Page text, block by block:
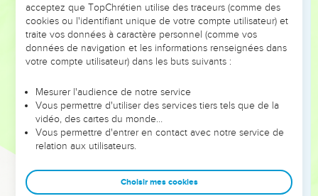
וַיִּקְרָ֥א יוֹסֵ֛ף אֶת־שֵׁ֥ם הַבְּכ֖וֹר מְנַשֶּׁ֑ה כִּֽי־נַשַּׁ֤נִי אֱלֹהִים֙ אֶת־כָּל־עֲמָלִ֔י
וְאֵ֖ת כָּל־בֵּ֥ית אָבִֽי׃
וְאֵ֛ת שֵׁ֥ם הַשֵּׁנִ֖י קָרָ֣א אֶפְרָ֑יִם כִּֽי־הִפְרַ֥נִי אֱלֹהִ֖ים בְּאֶ֥רֶץ עָנְיִֽי׃
וַתִּכְלֶ֕ינָה שֶׁ֖בַע שְׁנֵ֣י הַשָּׂבָ֑ע אֲשֶׁ֥ר הָיָ֖ה בְּאֶ֥רֶץ מִצְרָֽיִם׃
וַתְּחִלֶּ֜ינָה שֶׁ֣בַע שְׁנֵ֤י הָרָעָב֙ לָב֔וֹא כַּאֲשֶׁ֖ר אָמַ֣ר יוֹסֵ֑ף וַיְהִ֤י רָעָב֙
בְּכָל־הָ֣אֲרָצ֔וֹת וּבְכָל־אֶ֥רֶץ מִצְרַ֖יִם הָ֥יָה לָֽחֶם׃
וַתִּרְעַב֙ כָּל־אֶ֣רֶץ מִצְרַ֔יִם וַיִּצְעַ֥ק הָעָ֛ם אֶל־פַּרְעֹ֖ה לַלָּ֑חֶם וַיֹּ֨אמֶר
פַּרְעֹ֤ה לְכָל־מִצְרַ֙יִם֙ לְכ֣וּ אֶל־יוֹסֵ֔ף אֲשֶׁר־יֹאמַ֥ר לָכֶ֖ם תַּעֲשֽׂוּ׃
וַיִּשְׁבֹּ֣ר לְמִצְרַ֔יִם וַיֶּחֱזַ֥ק הָֽרָעָ֖ב בְּאֶ֥רֶץ מִצְרָֽיִם׃
acceptez que TopChrétien utilise des traceurs (comme des
cookies ou l'identifiant unique de votre compte utilisateur) et
traite vos données à caractère personnel (comme vos
données de navigation et les informations renseignées dans
votre compte utilisateur) dans les buts suivants :
Mesurer l'audience de notre service
Vous permettre d'utiliser des services tiers tels que de la
vidéo, des cartes du monde…
Vous permettre d'entrer en contact avec notre service de
relation aux utilisateurs.
Choisir mes cookies